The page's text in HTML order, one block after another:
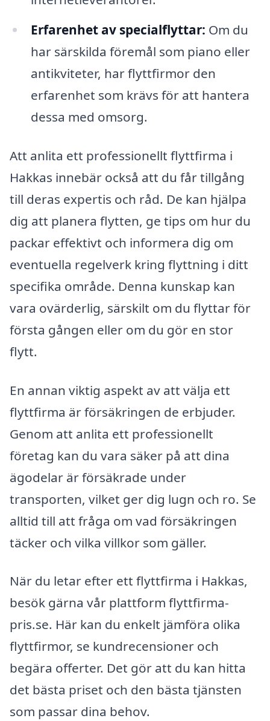
Erfarenhet av specialflyttar: Om du
har särskilda föremål som piano eller
antikviteter, har flyttfirmor den
erfarenhet som krävs för att hantera
dessa med omsorg.
Att anlita ett professionellt flyttfirma i
Hakkas innebär också att du får tillgång
till deras expertis och råd. De kan hjälpa
dig att planera flytten, ge tips om hur du
packar effektivt och informera dig om
eventuella regelverk kring flyttning i ditt
specifika område. Denna kunskap kan
vara ovärderlig, särskilt om du flyttar för
första gången eller om du gör en stor
flytt.
En annan viktig aspekt av att välja ett
flyttfirma är försäkringen de erbjuder.
Genom att anlita ett professionellt
företag kan du vara säker på att dina
ägodelar är försäkrade under
transporten, vilket ger dig lugn och ro. Se
alltid till att fråga om vad försäkringen
täcker och vilka villkor som gäller.
När du letar efter ett flyttfirma i Hakkas,
besök gärna vår plattform flyttfirma-
pris.se. Här kan du enkelt jämföra olika
flyttfirmor, se kundrecensioner och
begära offerter. Det gör att du kan hitta
det bästa priset och den bästa tjänsten
som passar dina behov.